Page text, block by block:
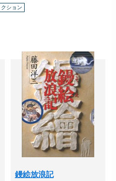
ション
鏝絵放浪記